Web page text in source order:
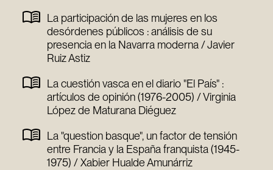
La participación de las mujeres en los
desórdenes públicos : análisis de su
presencia en la Navarra moderna / Javier
Ruiz Astiz
La cuestión vasca en el diario "El País" :
artículos de opinión (1976-2005) / Virginia
López de Maturana Diéguez
La "question basque", un factor de tensión
entre Francia y la España franquista (1945-
1975) / Xabier Hualde Amunárriz